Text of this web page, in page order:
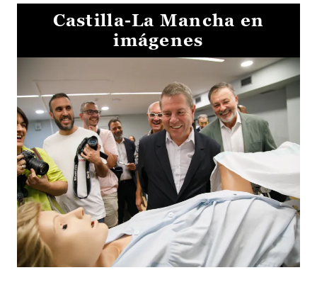
Castilla-La Mancha en
imágenes